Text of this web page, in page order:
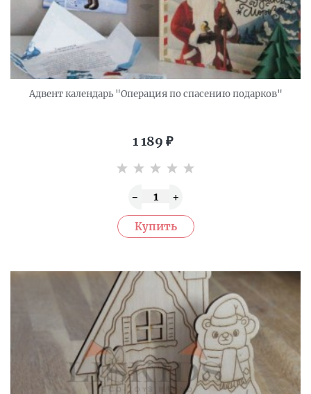
Адвент календарь "Операция по спасению подарков"
1 189 ₽